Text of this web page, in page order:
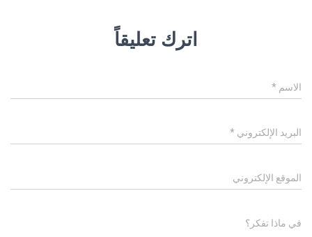
اترك تعليقاً
الاسم *
البريد الإلكتروني *
الموقع الإلكتروني
في ماذا تفكر؟